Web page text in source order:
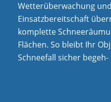
Wetterüberwachung
Einsatzbereitschaft
komplette
Flächen. So bleibt Ihr
Schneefall sicher